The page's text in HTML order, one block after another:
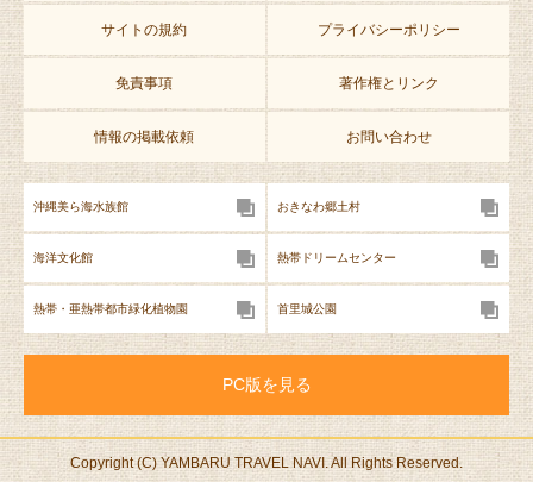
サイトの規約 プライバシーポリシー
免責事項 著作権とリンク
情報の掲載依頼 お問い合わせ
沖縄美ら海水族館 おきなわ郷土村
海洋文化館 熱帯ドリームセンター
熱帯・亜熱帯都市緑化植物園 首里城公園
PC版を見る
Copyright (C) YAMBARU TRAVEL NAVI. All Rights Reserved.